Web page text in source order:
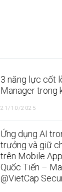
3 năng lực cốt
Manager trong
21/10/2025
Ứng dụng AI
trưởng và giữ
trên Mobile
Quốc Tiến –
@VietCap